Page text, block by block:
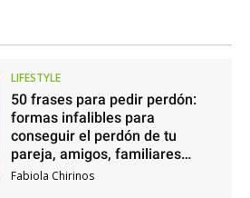
LIFESTYLE
50 frases para pedir perdón:
formas infalibles para
conseguir el perdón de tu
pareja, amigos, familiares…
Fabiola Chirinos